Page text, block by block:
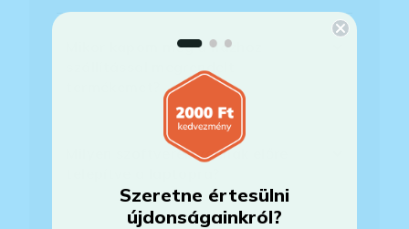
Mikor kapom meg a házhoz
szállítással megrendelt
Milyen szoftverek vannak előre
Szeretne értesülni
újdonságainkról?